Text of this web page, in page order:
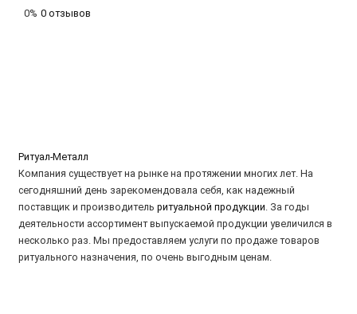
0% 0 отзывов
Ритуал-Металл
Компания существует на рынке на протяжении многих лет. На
сегодняшний день зарекомендовала себя, как надежный
поставщик и производитель ритуальной продукции . За годы
деятельности ассортимент выпускаемой продукции увеличился в
несколько раз. Мы предоставляем услуги по продаже товаров
ритуального назначения, по очень выгодным ценам.